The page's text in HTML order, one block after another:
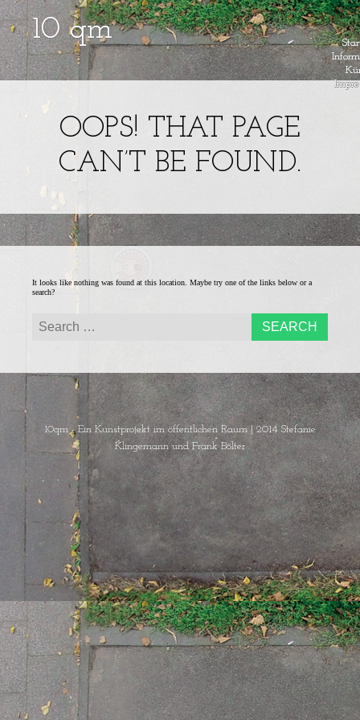
Menu
Skip to content
10QM –
IM
RAUM
im
öffentlichen
Raum
OOPS! THAT PAGE
CAN’T BE FOUND.
It looks like nothing was found at this location. Maybe try one of the links below or a
search?
10qm - Ein Kunstprojekt im öffentlichen Raum |2014 Stefanie
Klingemann und Frank Bölter